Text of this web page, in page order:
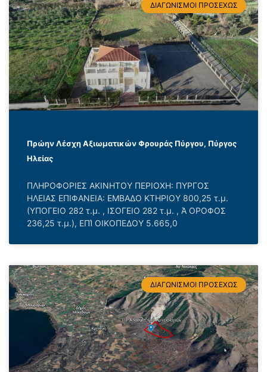
ΔΙΑΓΩΝΙΣΜΟΙ ΠΡΟΣΕΧΩΣ
Πρώην Λέσχη Αξιωματικών Φρουράς Πύργου, Πύργος
Ηλείας
ΠΛΗΡΟΦΟΡΙΕΣ ΑΚΙΝΗΤΟΥ ΠΕΡΙΟΧΗ: ΠΥΡΓΟΣ
ΗΛΕΙΑΣ ΕΠΙΦΑΝΕΙΑ: ΕΜΒΑΔΟ ΚΤΗΡΙΟΥ 800,25 τ.μ.
(ΥΠΟΓΕΙΟ 282 τ.μ. , ΙΣΟΓΕΙΟ 282 τ.μ. , Ά ΟΡΟΦΟΣ
236,25 τ.μ.), ΕΠΊ ΟΙΚΟΠΕΔΟΥ 5.665,0
ΔΙΑΓΩΝΙΣΜΟΙ ΠΡΟΣΕΧΩΣ